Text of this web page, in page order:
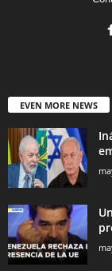
EVEN MORE NEWS